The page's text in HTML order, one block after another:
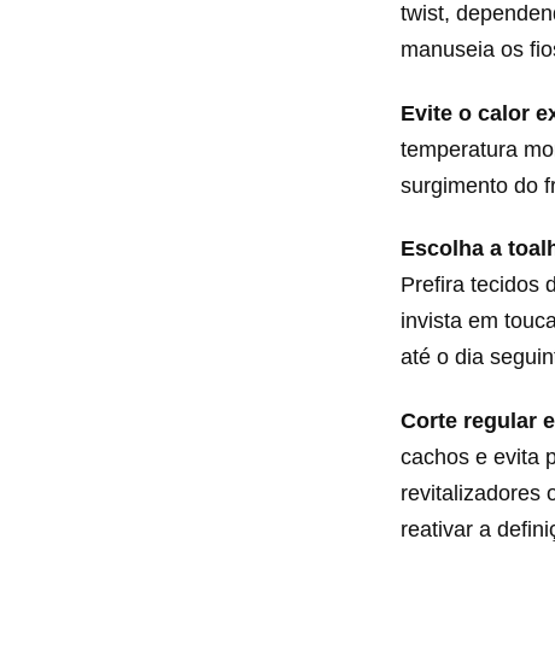
twist,
manuseia os
Evite o calor
temperatura
surgimento do
Escolha a
Prefira tecidos
invista em
até o dia
Corte regular
cachos e evita
revitalizadores
reativar a